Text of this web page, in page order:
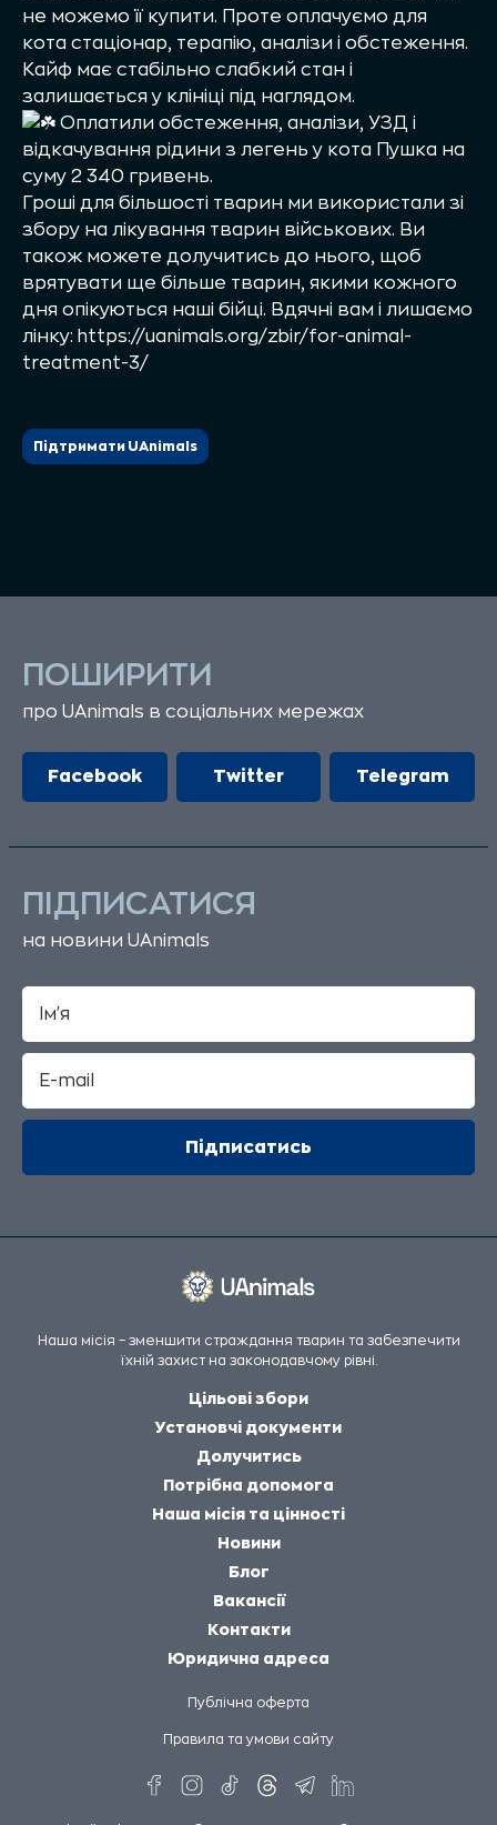
не можемо її купити. Проте оплачуємо для
кота стаціонар, терапію, аналізи і обстеження.
Кайф має стабільно слабкий стан і
залишається у клініці під наглядом.
Оплатили обстеження, аналізи, УЗД і
відкачування рідини з легень у кота Пушка на
суму 2 340 гривень.
Гроші для більшості тварин ми використали зі
збору на лікування тварин військових. Ви
також можете долучитись до нього, щоб
врятувати ще більше тварин, якими кожного
дня опікуються наші бійці. Вдячні вам і лишаємо
лінку: https://uanimals.org/zbir/for-animal-
treatment-3/
Підтримати UAnimals
ПОШИРИТИ
про UAnimals в соціальних мережах
Facebook Twitter Telegram
ПІДПИСАТИСЯ
на новини UAnimals
Наша місія – зменшити страждання тварин та забезпечити
їхній захист на законодавчому рівні.
Цільові збори
Установчі документи
Долучитись
Потрібна допомога
Наша місія та цінності
Новини
Блог
Вакансії
Контакти
Юридична адреса
Публічна оферта
Правила та умови сайту